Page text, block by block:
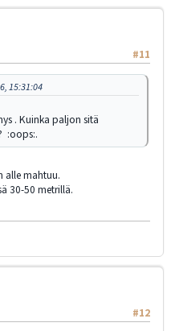
#11
15:31:04
. Kuinka paljon sitä
:oops:.
alle mahtuu.
30-50 metrillä.
#12